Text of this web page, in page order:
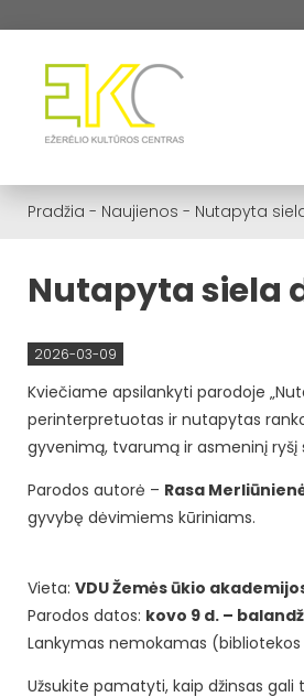
Pradžia - Naujienos - Nutapyta
Nutapyta siela
2026-03-09
Kviečiame apsilankyti parodoje
perinterpretuotas ir nutapytas
gyvenimą, tvarumą ir asmeninį ryšį
Parodos autorė – Rasa
gyvybę dėvimiems kūriniams.
Vieta: VDU Žemės ūkio
Parodos datos: kovo 9 d. –
Lankymas nemokamas
Užsukite pamatyti, kaip džinsas